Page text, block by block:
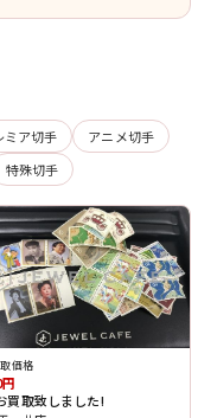
ミア切手
アニメ切手
特殊切手
価格
買取致しました!